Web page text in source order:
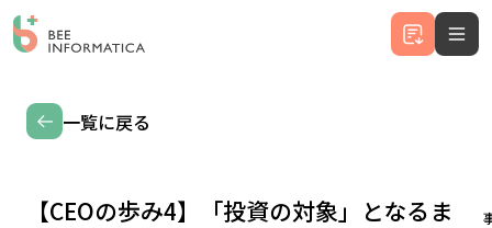
一覧に戻る
【CEOの歩み4】「投資の対象」となるま